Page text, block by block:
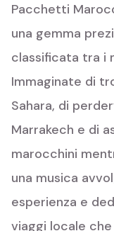
Pacchetti
una gemma
classificata tra i
Immaginate di
Sahara, di
Marrakech e di
marocchini
una musica
esperienza e
viaggi locale